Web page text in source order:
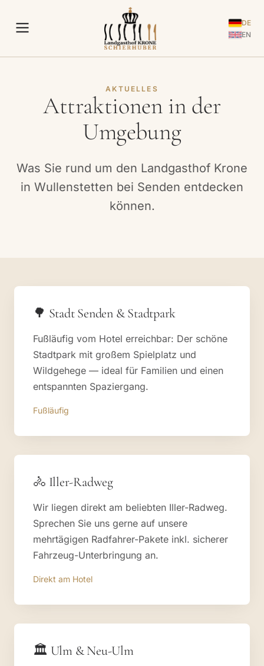
DE
EN
AKTUELLES
Attraktionen in der
Umgebung
Was Sie rund um den Landgasthof Krone
in Wullenstetten bei Senden entdecken
können.
🌳 Stadt Senden & Stadtpark
Fußläufig vom Hotel erreichbar: Der schöne
Stadtpark mit großem Spielplatz und
Wildgehege — ideal für Familien und einen
entspannten Spaziergang.
Fußläufig
🚴 Iller-Radweg
Wir liegen direkt am beliebten Iller-Radweg.
Sprechen Sie uns gerne auf unsere
mehrtägigen Radfahrer-Pakete inkl. sicherer
Fahrzeug-Unterbringung an.
Direkt am Hotel
🏛 Ulm & Neu-Ulm